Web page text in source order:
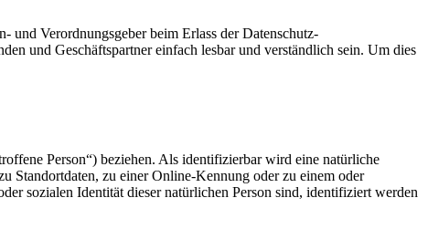
Verordnungsgeber beim Erlass der Datenschutz-
und Geschäftspartner einfach lesbar und verständlich sein. Um dies
Person“) beziehen. Als identifizierbar wird eine natürliche
Standortdaten, zu einer Online-Kennung oder zu einem oder
sozialen Identität dieser natürlichen Person sind, identifiziert werden